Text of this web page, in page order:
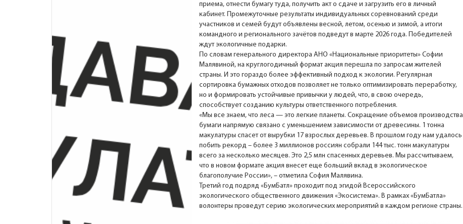
приема, отнести бумагу туда, получить акт о сдаче и загрузить его в личный
кабинет. Промежуточные результаты индивидуальных соревнований среди
участников и семей будут объявлены весной, летом, осенью и зимой, а итоги
командного и регионального зачётов подведут в марте 2026 года. Победителей
ждут экологичные подарки.
По словам генерального директора АНО «Национальные приоритеты» Софии
Малявиной, на круглогодичный формат акция перешла по запросам жителей
страны. И это гораздо более эффективный подход к экологии. Регулярная
сортировка бумажных отходов позволяет не только оптимизировать переработку,
но и формировать устойчивые привычки у людей, что, в свою очередь,
способствует созданию культуры ответственного потребления.
«Мы все знаем, что леса — это легкие планеты. Сокращение объемов производства
бумаги напрямую связано с уменьшением зависимости от древесины. 1 тонна
макулатуры спасет от вырубки 17 взрослых деревьев. В прошлом году нам удалось
побить рекорд – более 3 миллионов россиян собрали 144 тыс. тонн макулатуры
всего за несколько месяцев. Это 2,5 млн спасенных деревьев. Мы рассчитываем,
что в новом формате акция внесет еще больший вклад в экологическое
благополучие России», – отметила София Малявина.
Третий год подряд «БумБатл» проходит под эгидой Всероссийского
экологического общественного движения «Экосистема». В рамках «БумБатла»
волонтеры проведут серию экологических мероприятий в каждом регионе страны.